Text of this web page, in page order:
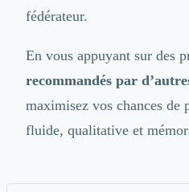
fédérateur.
En vous appuyant sur des
recommandés par
maximisez vos chances de
fluide, qualitative et